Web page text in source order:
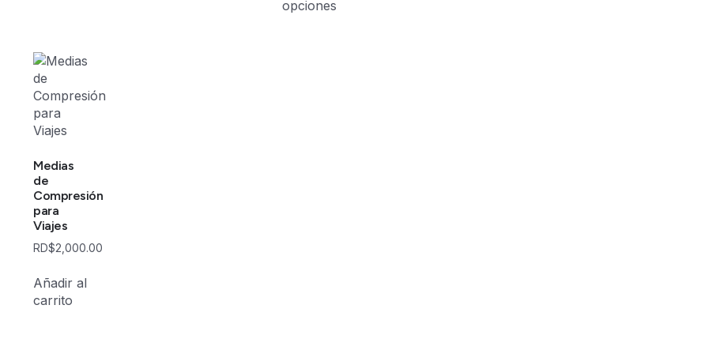
opciones
Medias
de
Compresión
para
Viajes
RD$2,000.00
Añadir al
carrito